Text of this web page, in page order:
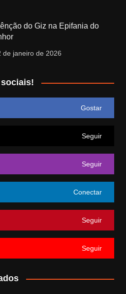
do Giz na Epifania do
de janeiro de 2026
Gostar
Seguir
Seguir
Conectar
Seguir
Seguir